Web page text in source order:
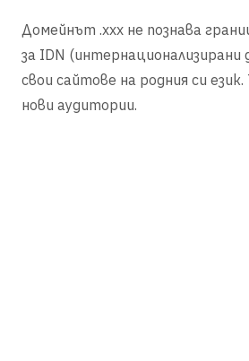
Домейнът .xxx не познава
за IDN
свои сайтове на родния си
нови аудитории.